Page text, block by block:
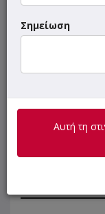
ΜΕΝΟΥ
ΔΕΣ...ΤΟ COMBO
ΠΑΙΔΙΚΑ
Σημείωση
Αυτή τη